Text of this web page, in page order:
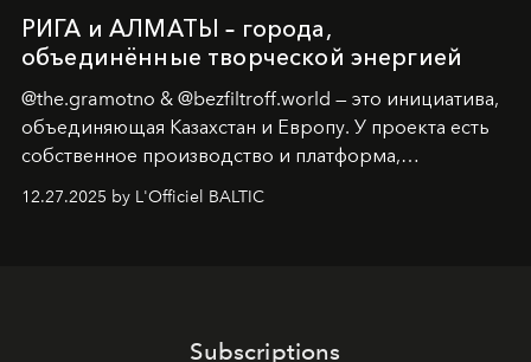
РИГА и АЛМАТЫ – города,
объединённые творческой энергией
@the.gramotno & @bezfiltroff.world — это инициатива,
объединяющая Казахстан и Европу. У проекта есть
собственное производство и платформа,
предоставляющая возможности, поддержку и
решения для дизайнеров и молодых брендов.
12.27.2025 by L'Officiel BALTIC
Subscriptions